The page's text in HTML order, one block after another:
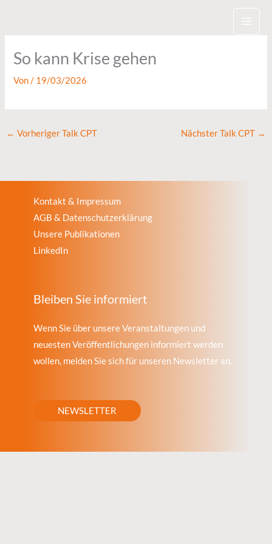
So kann Krise gehen
Von/ 19/03/2026
← Vorheriger Talk CPT Nächster Talk CPT →
Kontakt & Impressum
AGB & Datenschutzerklärung
Unsere Publikationen
LinkedIn
Bleiben Sie informiert
Wenn Sie über unsere Veranstaltungen und
neuesten Veröffentlichungen informiert werden
wollen, melden Sie sich für unseren Newsletter an.
NEWSLETTER